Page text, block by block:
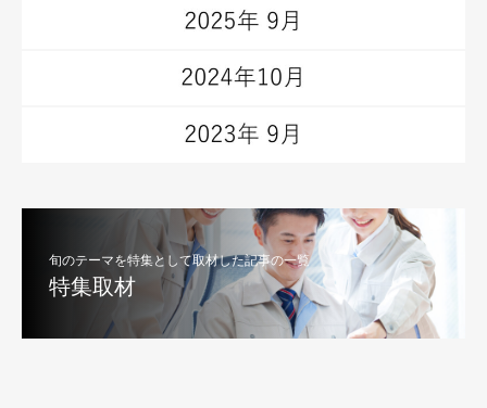
旬のテーマを特集として取材した記事の一覧
特集取材